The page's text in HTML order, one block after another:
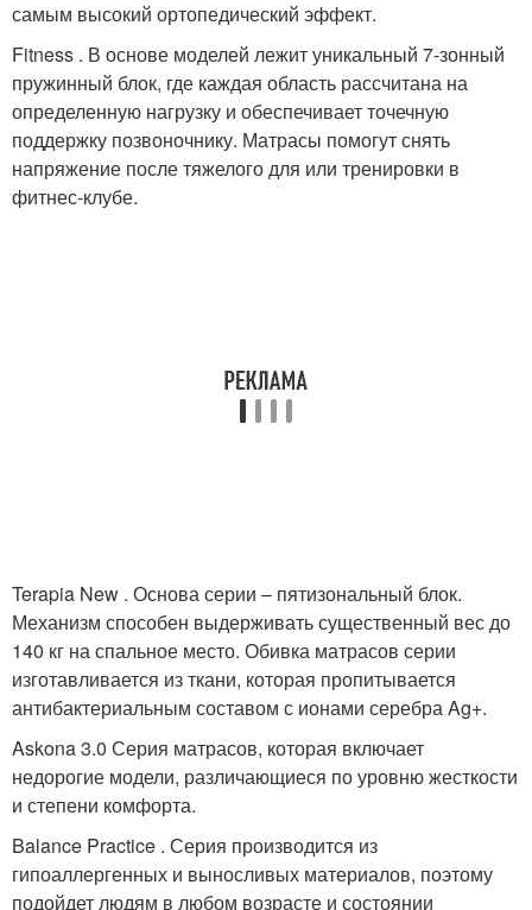
самым высокий ортопедический эффект.
Fitness . В основе моделей лежит уникальный 7-зонный
пружинный блок, где каждая область рассчитана на
определенную нагрузку и обеспечивает точечную
поддержку позвоночнику. Матрасы помогут снять
напряжение после тяжелого для или тренировки в
фитнес-клубе.
Terapia New . Основа серии – пятизональный блок.
Механизм способен выдерживать существенный вес до
140 кг на спальное место. Обивка матрасов серии
изготавливается из ткани, которая пропитывается
антибактериальным составом с ионами серебра Ag+.
Askona 3.0 Серия матрасов, которая включает
недорогие модели, различающиеся по уровню жесткости
и степени комфорта.
Balance Practice . Серия производится из
гипоаллергенных и выносливых материалов, поэтому
подойдет людям в любом возрасте и состоянии